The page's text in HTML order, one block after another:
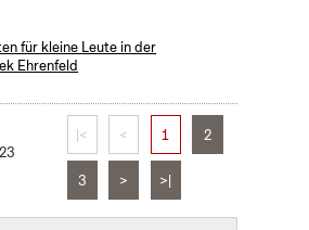
für kleine Leute in der
Ehrenfeld
|< < 1 2
3 > >|